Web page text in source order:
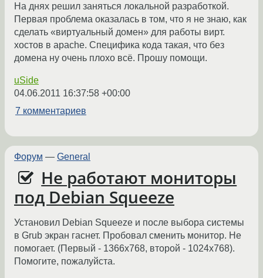
На днях решил заняться локальной разработкой.
Первая проблема оказалась в том, что я не знаю, как
сделать «виртуальный домен» для работы вирт.
хостов в apache. Специфика кода такая, что без
домена ну очень плохо всё. Прошу помощи.
uSide
04.06.2011 16:37:58 +00:00
7 комментариев
Форум — General
Не работают мониторы
под Debian Squeeze
Установил Debian Squeeze и после выбора системы
в Grub экран гаснет. Пробовал сменить монитор. Не
помогает. (Первый - 1366х768, второй - 1024х768).
Помогите, пожалуйста.